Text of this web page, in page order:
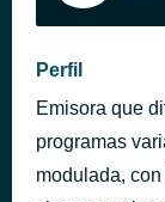
Perfil
Emisora que
programas
modulada,